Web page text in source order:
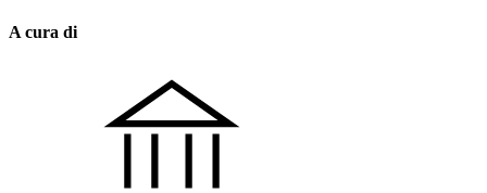
A cura di